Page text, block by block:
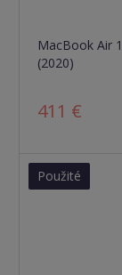
MacBook Air
(2020)
411 €
Použité